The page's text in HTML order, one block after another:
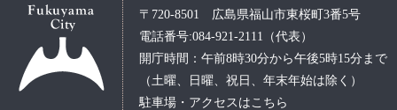
〒720-8501 広島県福山市東桜町3番5号
電話番号:084-921-2111（代表）
開庁時間：午前8時30分から午後5時15分まで
（土曜、日曜、祝日、年末年始は除く）
駐車場・アクセスはこちら